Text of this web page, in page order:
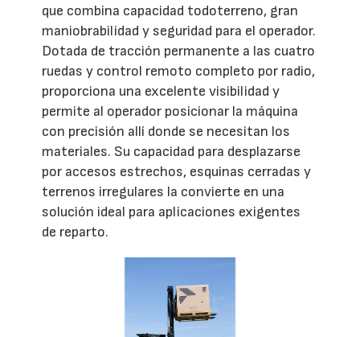
que combina capacidad todoterreno, gran
maniobrabilidad y seguridad para el operador.
Dotada de tracción permanente a las cuatro
ruedas y control remoto completo por radio,
proporciona una excelente visibilidad y
permite al operador posicionar la máquina
con precisión allí donde se necesitan los
materiales. Su capacidad para desplazarse
por accesos estrechos, esquinas cerradas y
terrenos irregulares la convierte en una
solución ideal para aplicaciones exigentes
de reparto.